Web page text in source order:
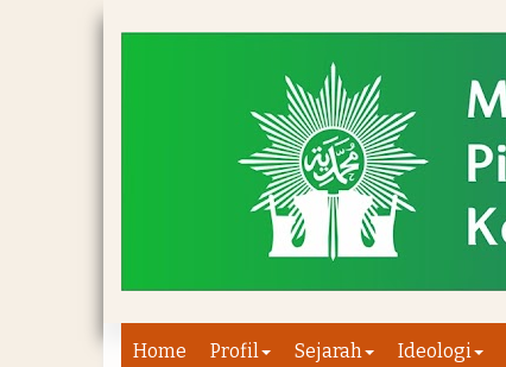
Home Profil Sejarah Ideologi